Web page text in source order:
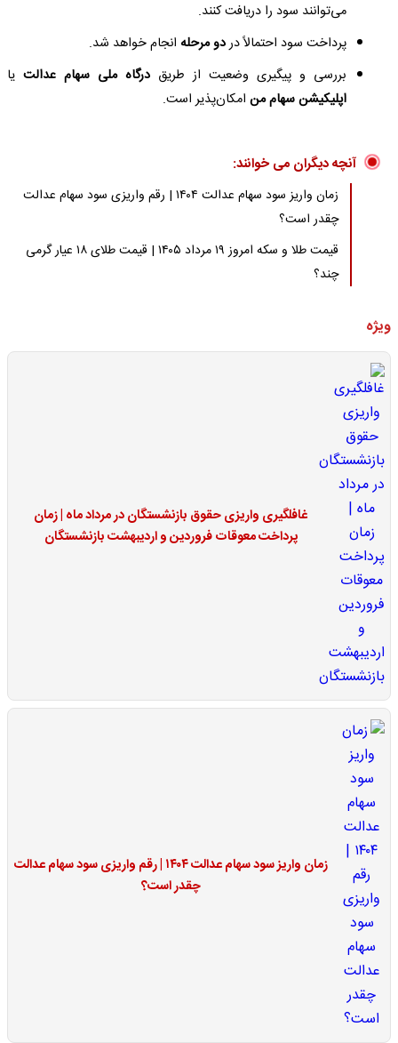
می‌توانند سود را دریافت کنند.
پرداخت سود احتمالاً دردو مرحله انجام خواهد شد.
بررسی و پیگیری وضعیت از طریق درگاه ملی سهام عدالت یا
اپلیکیشن سهام من امکان‌پذیر است.
آنچه دیگران می خوانند:
زمان واریز سود سهام عدالت ۱۴۰۴ | رقم واریزی سود سهام عدالت
چقدر است؟
قیمت طلا و سکه امروز ۱۹ مرداد ۱۴۰۵ | قیمت طلای ۱۸ عیار گرمی
چند؟
ویژه
غافلگیری واریزی حقوق بازنشستگان در مرداد ماه | زمان
پرداخت معوقات فروردین و اردیبهشت بازنشستگان
زمان واریز سود سهام عدالت ۱۴۰۴ | رقم واریزی سود سهام عدالت
چقدر است؟